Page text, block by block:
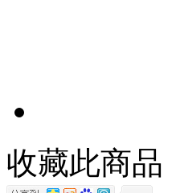
收藏此商品